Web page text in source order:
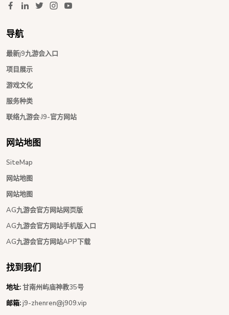
导航
最新j9九游会入口
项目展示
游戏文化
服务种类
联络九游会·J9-官方网站
网站地图
SiteMap
网站地图
网站地图
AG九游会官方网站网页版
AG九游会官方网站手机版入口
AG九游会官方网站APP下载
找到我们
地址:甘南州屿庙神教35号
邮箱:j9-zhenren@j909.vip